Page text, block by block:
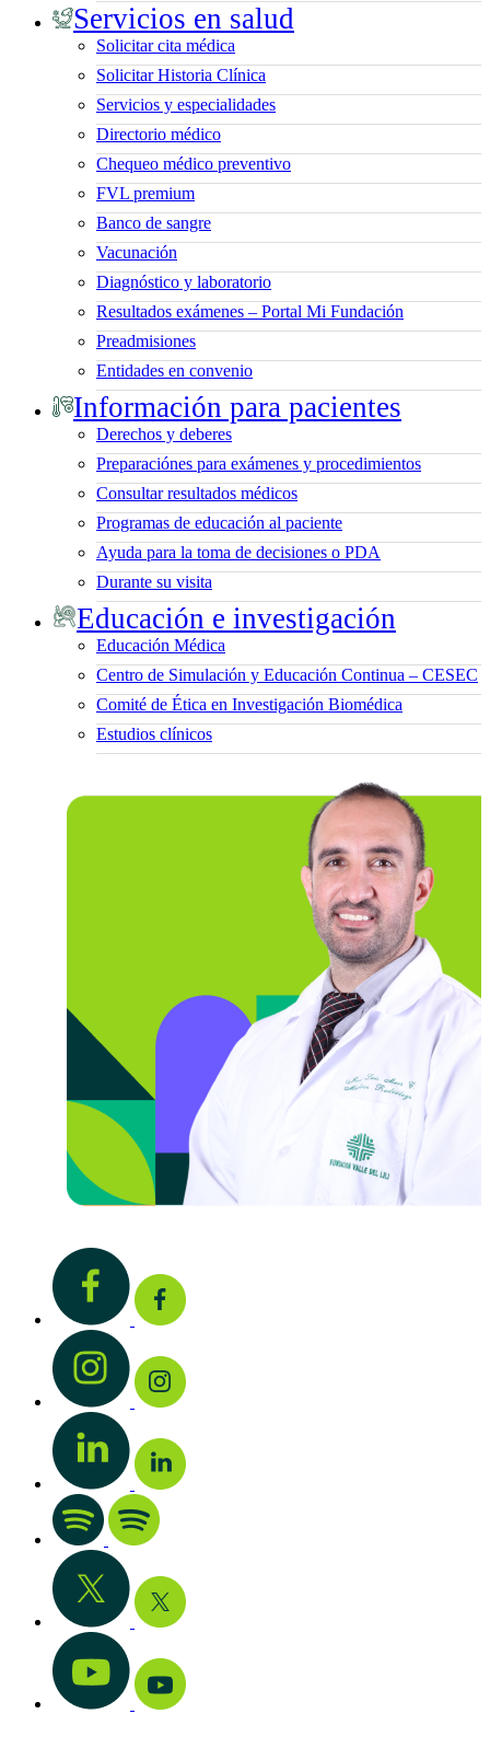
Servicios en salud
Solicitar cita médica
Solicitar Historia Clínica
Servicios y especialidades
Directorio médico
Chequeo médico preventivo
FVL premium
Banco de sangre
Vacunación
Diagnóstico y laboratorio
Resultados exámenes – Portal Mi Fundación
Preadmisiones
Entidades en convenio
Información para pacientes
Derechos y deberes
Preparaciónes para exámenes y procedimientos
Consultar resultados médicos
Programas de educación al paciente
Ayuda para la toma de decisiones o PDA
Durante su visita
Educación e investigación
Educación Médica
Centro de Simulación y Educación Continua – CESEC
Comité de Ética en Investigación Biomédica
Estudios clínicos